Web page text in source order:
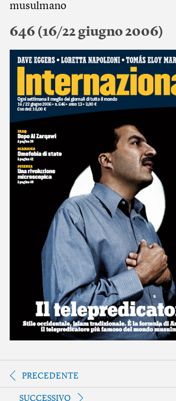
musulmano
646 (16/22 giugno 2006)
PRECEDENTE
SUCCESSIVO